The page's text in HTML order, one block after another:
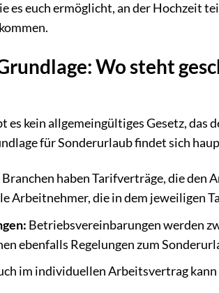
es euch ermöglicht, an der Hochzeit
Wo steht
es kein allgemeingültiges Gesetz, das
für Sonderurlaub findet sich
haben Tarifverträge, die den
Arbeitnehmer, die in dem jeweiligen
Betriebsvereinbarungen werden
ebenfalls Regelungen zum
im individuellen Arbeitsvertrag